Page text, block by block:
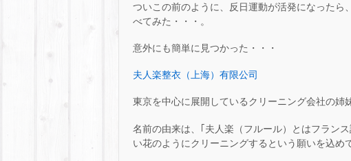
ついこの前のように、反日運動が活発になったら
べてみた・・・。
意外にも簡単に見つかった・・・
夫人楽整衣（上海）有限公司
東京を中心に展開しているクリーニング会社の姉
名前の由来は、｢夫人楽（フルール）とはフラン
い花のようにクリーニングするという願いを込め